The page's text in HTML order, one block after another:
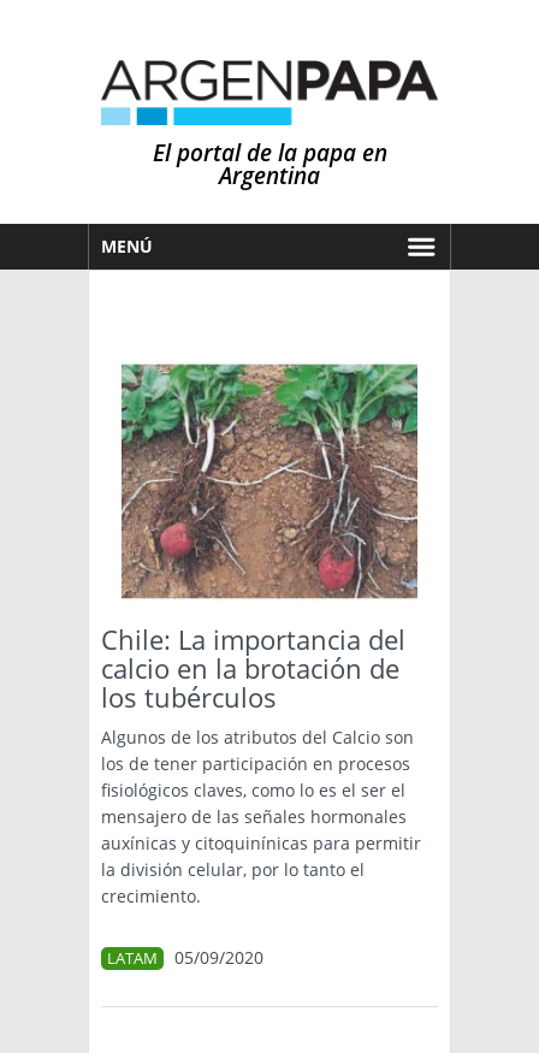
El portal de la papa en
Argentina
MENÚ
NOTICIAS
EN ESPAÑOL
OTROS IDIOMAS
CLIMA
PRONÓSTICO
LLUVIAS
ARGENTINA
EL MUNDO
TÉCNICA
PRODUCCION
CLASIFICADOS
LA PAPA
RESOLUCIONES Y NORMATIVAS
ENLACES
ARGENPAPA
PUBLICIDAD
QUIENES SOMOS
CONTACTO
BUSCAR NOTICIAS
BUSCAR
Chile: La importancia del
calcio en la brotación de
los tubérculos
Algunos de los atributos del Calcio son
los de tener participación en procesos
fisiológicos claves, como lo es el ser el
mensajero de las señales hormonales
auxínicas y citoquinínicas para permitir
la división celular, por lo tanto el
crecimiento.
LATAM 05/09/2020